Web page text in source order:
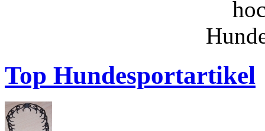
Top Hundesportartikel